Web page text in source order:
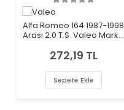
Alfa Romeo 164 1987-1998
Arası 2.0 T.S. Valeo Marka
272,19 TL
Sepete Ekle